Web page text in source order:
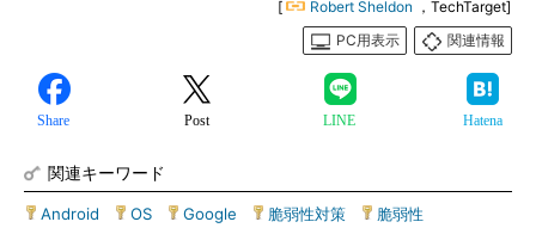
[ Robert Sheldon ，TechTarget]
PC用表示
関連情報
Share Post LINE Hatena
関連キーワード
Android OS Google 脆弱性対策 脆弱性